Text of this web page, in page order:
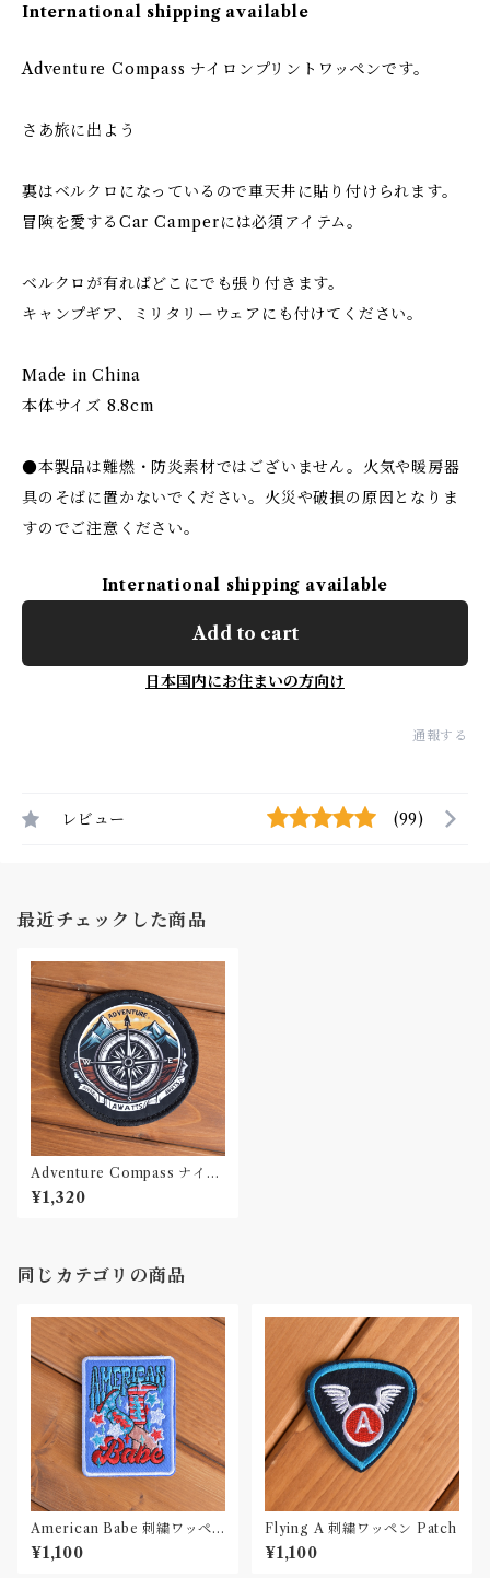
International shipping available
Adventure Compass ナイロンプリントワッペンです。
さあ旅に出よう
裏はベルクロになっているので車天井に貼り付けられます。
冒険を愛するCar Camperには必須アイテム。
ベルクロが有ればどこにでも張り付きます。
キャンプギア、ミリタリーウェアにも付けてください。
Made in China
本体サイズ 8.8cm
●本製品は難燃・防炎素材ではございません。火気や暖房器
具のそばに置かないでください。火災や破損の原因となりま
すのでご注意ください。
International shipping available
Add to cart
日本国内にお住まいの方向け
通報する
レビュー (99)
最近チェックした商品
Adventure Compass ナイロ
ンプリントワッペン Patch
¥1,320
同じカテゴリの商品
American Babe 刺繍ワッペ
ン Patch
¥1,100
Flying A 刺繍ワッペン Patch
¥1,100